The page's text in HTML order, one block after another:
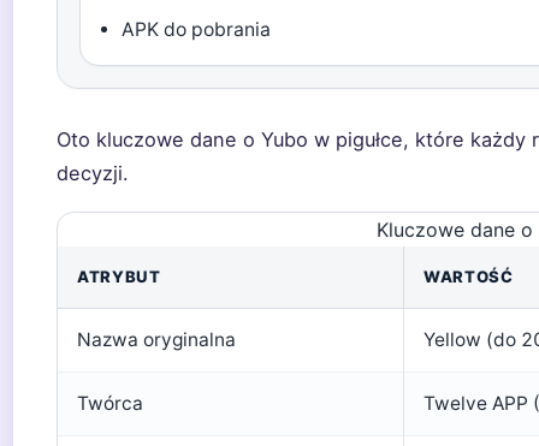
APK do pobrania
Oto kluczowe dane o Yubo w pigułce, które
decyzji.
Kluczowe dane o
ATRYBUT WARTOŚĆ
Nazwa oryginalna Yellow (do
Twórca Twelve APP